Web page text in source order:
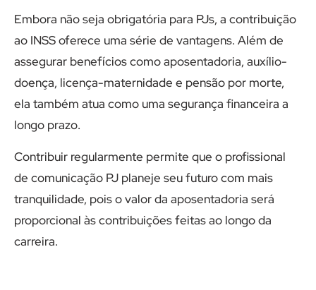
Embora não seja obrigatória para PJs, a contribuição
ao INSS oferece uma série de vantagens. Além de
assegurar benefícios como aposentadoria, auxílio-
doença, licença-maternidade e pensão por morte,
ela também atua como uma segurança financeira a
longo prazo.
Contribuir regularmente permite que o profissional
de comunicação PJ planeje seu futuro com mais
tranquilidade, pois o valor da aposentadoria será
proporcional às contribuições feitas ao longo da
carreira.